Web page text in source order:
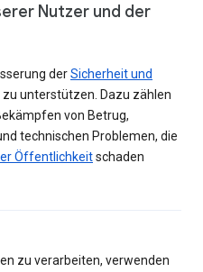
Nutzer und der
derSicherheit und
unterstützen. Dazu zählen
von Betrug,
technischen Problemen, die
Öffentlichkeitschaden
zu verarbeiten, verwenden